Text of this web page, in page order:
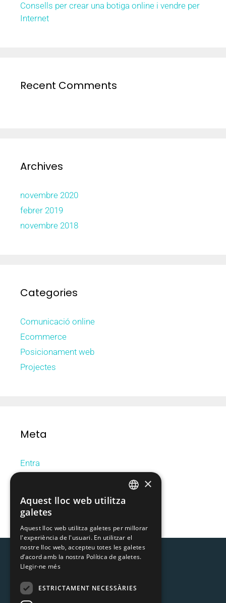
Consells per crear una botiga online i vendre per
Internet
Recent Comments
Archives
novembre 2020
febrer 2019
novembre 2018
Categories
Comunicació online
Ecommerce
Posicionament web
Projectes
Meta
Entra
WordPress.org (en anglès)
×
Aquest lloc web utilitza
galetes
Aquest lloc web utilitza galetes per millorar
l'experiència de l'usuari. En utilitzar el
nostre lloc web, accepteu totes les galetes
d’acord amb la nostra Política de galetes.
Llegir-ne més
ESTRICTAMENT NECESSÀRIES